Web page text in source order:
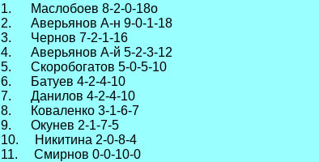
1. Маслобоев 8-2-0-18о
2. Аверьянов А-н 9-0-1-18
3. Чернов 7-2-1-16
4. Аверьянов А-й 5-2-3-12
5. Скоробогатов 5-0-5-10
6. Батуев 4-2-4-10
7. Данилов 4-2-4-10
8. Коваленко 3-1-6-7
9. Окунев 2-1-7-5
10. Никитина 2-0-8-4
11. Смирнов 0-0-10-0